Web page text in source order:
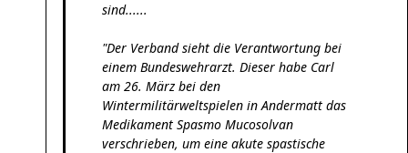
sind......
"Der Verband sieht die Verantwortung bei
einem Bundeswehrarzt. Dieser habe Carl
am 26. März bei den
Wintermilitärweltspielen in Andermatt das
Medikament Spasmo Mucosolvan
verschrieben, um eine akute spastische